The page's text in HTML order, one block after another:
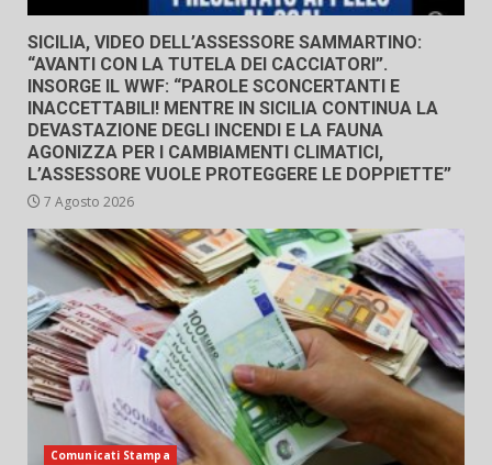
SICILIA, VIDEO DELL’ASSESSORE SAMMARTINO:
“AVANTI CON LA TUTELA DEI CACCIATORI”.
INSORGE IL WWF: “PAROLE SCONCERTANTI E
INACCETTABILI! MENTRE IN SICILIA CONTINUA LA
DEVASTAZIONE DEGLI INCENDI E LA FAUNA
AGONIZZA PER I CAMBIAMENTI CLIMATICI,
L’ASSESSORE VUOLE PROTEGGERE LE DOPPIETTE”
7 Agosto 2026
Comunicati Stampa